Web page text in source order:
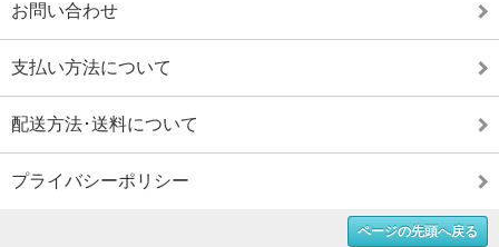
お問い合わせ
支払い方法について
配送方法･送料について
プライバシーポリシー
ページの先頭へ戻る